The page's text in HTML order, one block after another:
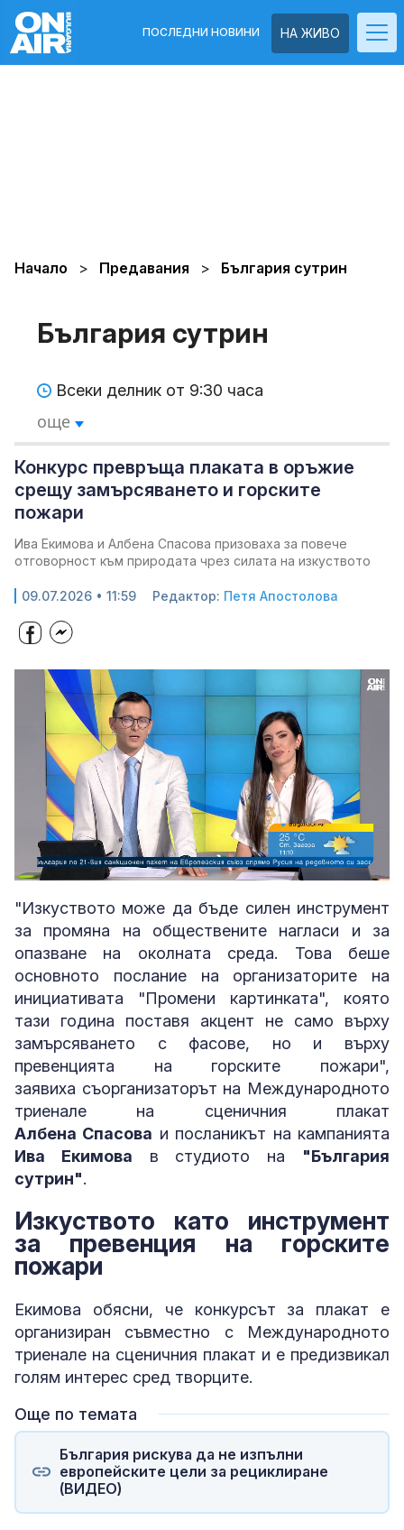
НА ЖИВО
ПОСЛЕДНИ НОВИНИ
Начало Предавания България сутрин
България сутрин
Всеки делник от 9:30 часа
още
Конкурс превръща плаката в оръжие
срещу замърсяването и горските
пожари
Ива Екимова и Албена Спасова призоваха за повече
отговорност към природата чрез силата на изкуството
09.07.2026 • 11:59 Редактор: Петя Апостолова
Unmute Loaded:
7.54%
"Изкуството може да бъде силен инструмент
за промяна на обществените нагласи и за
опазване на околната среда. Това беше
основното послание на организаторите на
инициативата "Промени картинката", която
тази година поставя акцент не само върху
замърсяването с фасове, но и върху
превенцията на горските пожари",
заявиха съорганизаторът на Международното
триенале на сценичния плакат
Албена Спасова и посланикът на кампанията
Ива Екимова в студиото на "България
сутрин".
Изкуството като инструмент
за превенция на горските
пожари
Екимова обясни, че конкурсът за плакат е
организиран съвместно с Международното
триенале на сценичния плакат и е предизвикал
голям интерес сред творците.
Още по темата
България рискува да не изпълни
европейските цели за рециклиране
(ВИДЕО)